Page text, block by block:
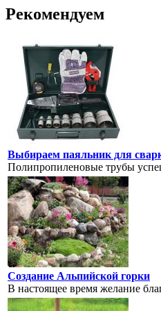
Рекомендуем
Выбираем паяльник для
Полипропиленовые трубы
Создание Альпийской горки
В настоящее время желание